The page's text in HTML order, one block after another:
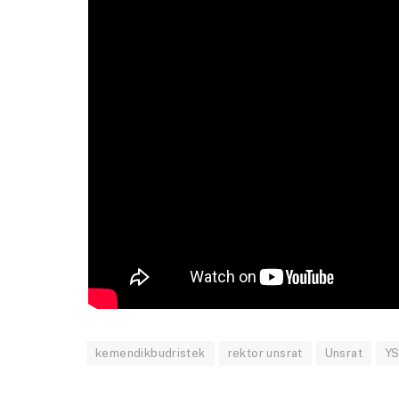
kemendikbudristek rektor unsrat Unsrat